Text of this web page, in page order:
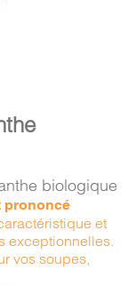
biologique
prononcé
et
exceptionnelles.
vos soupes,